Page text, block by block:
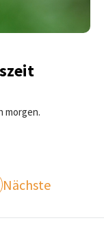
morgen.
Nächste